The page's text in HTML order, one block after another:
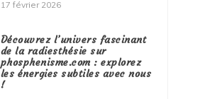
17 février 2026
Découvrez l’univers fascinant
de la radiesthésie sur
phosphenisme.com : explorez
les énergies subtiles avec nous
!